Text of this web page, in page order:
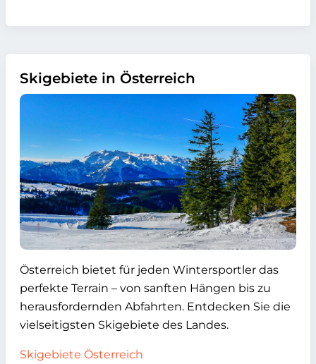
Skigebiete in Österreich
Österreich bietet für jeden Wintersportler das
perfekte Terrain – von sanften Hängen bis zu
herausfordernden Abfahrten. Entdecken Sie die
vielseitigsten Skigebiete des Landes.
Skigebiete Österreich